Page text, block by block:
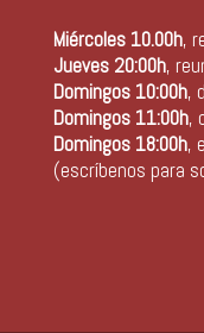
Miércoles 10.00h,
Jueves 20:00h,
Domingos 10:00h,
Domingos 11:00h,
Domingos 18:00h,
(escríbenos para